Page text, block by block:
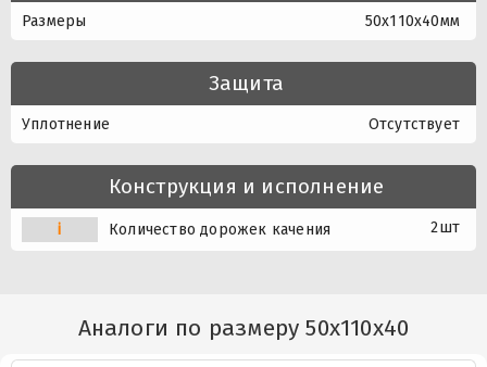
Размеры 50x110x40мм
Защита
Уплотнение Отсутствует
Конструкция и исполнение
i Количество дорожек качения 2шт
Аналоги по размеру 50x110x40